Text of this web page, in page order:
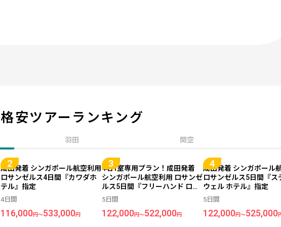
格安ツアーランキング
羽田 関空
成田発着 シンガポール航空利用
ロサンゼルス4日間『カワダホ
テル』指定
4日間
116,000円～533,000円
4名1室専用プラン！成田発着
シンガポール航空利用 ロサンゼ
ルス5日間『フリーハンド ロサ
ンゼルス／2段ベッドが2つある
お部屋』指定
5日間
122,000円～522,000円
成田発着 シンガポール
ロサンゼルス5日間『ス
ウェル ホテル』指定
5日間
122,000円～525,000